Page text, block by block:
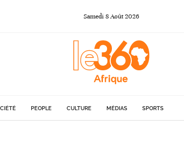
Samedi 8Août2026
PEOPLE CULTURE MÉDIAS SPORTS